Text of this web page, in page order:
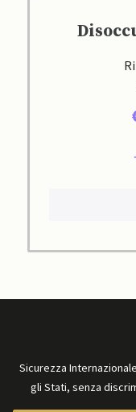
Sicurezza
gli Stati, senza